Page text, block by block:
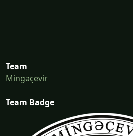
Team
Mingəçevir
Team Badge